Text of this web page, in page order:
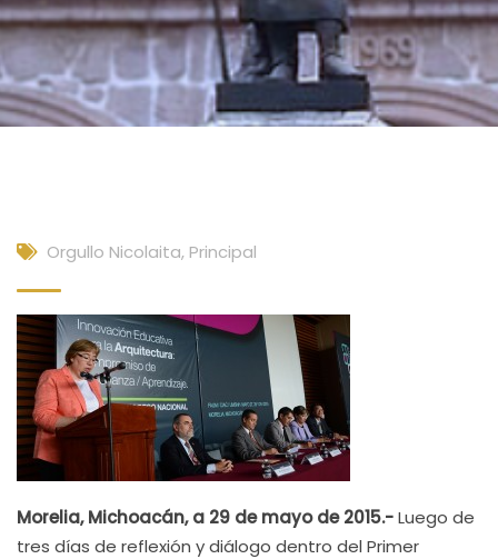
Orgullo Nicolaita, Principal
Morelia, Michoacán, a 29 de mayo de 2015.-Luego de
tres días de reflexión y diálogo dentro del Primer